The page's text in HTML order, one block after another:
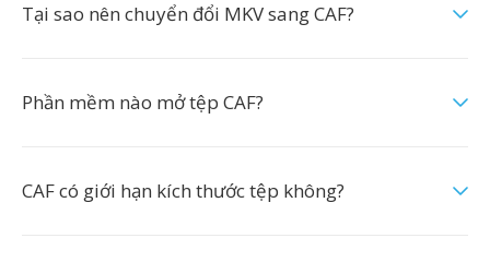
Tại sao nên chuyển đổi MKV sang CAF?
Phần mềm nào mở tệp CAF?
CAF có giới hạn kích thước tệp không?